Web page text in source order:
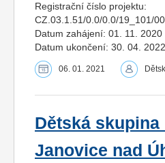
Registrační číslo projektu:
CZ.03.1.51/0.0/0.0/19_101/
Datum zahájení: 01. 11. 2020
Datum ukončení: 30. 04. 2022
06. 01. 2021
Dětská skupina
Janovice nad